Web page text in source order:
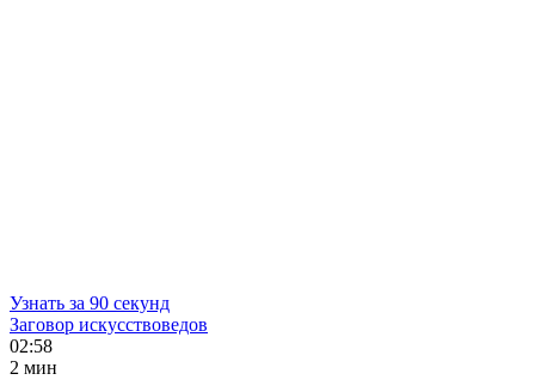
Узнать за 90 секунд
Заговор искусствоведов
02:58
2 мин